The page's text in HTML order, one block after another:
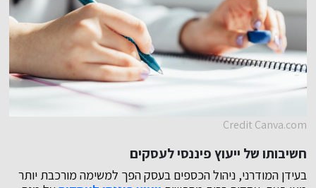
Credit Canva.com
חשיבותו של ייעוץ פיננסי לעסקים
בעידן המודרני, ניהול הכספים בעסק הפך למשימה מורכבת יותר